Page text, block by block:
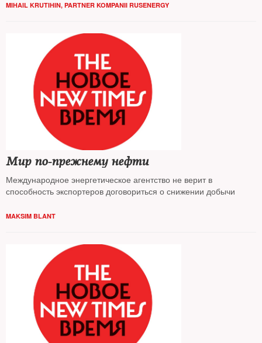
MIHAIL KRUTIHIN, PARTNER KOMPANII RUSENERGY
Мир по-прежнему нефти
Международное энергетическое агентство не верит в
способность экспортеров договориться о снижении добычи
MAKSIM BLANT